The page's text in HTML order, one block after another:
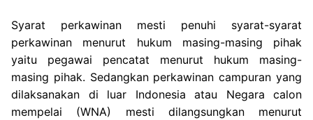
Syarat perkawinan mesti penuhi syarat-syarat
perkawinan menurut hukum masing-masing pihak
yaitu pegawai pencatat menurut hukum masing-
masing pihak. Sedangkan perkawinan campuran yang
dilaksanakan di luar Indonesia atau Negara calon
mempelai (WNA) mesti dilangsungkan menurut